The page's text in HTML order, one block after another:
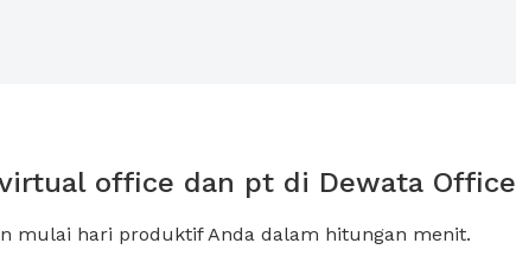
office dan pt di Dewata Office
mulai hari produktif Anda dalam hitungan menit.